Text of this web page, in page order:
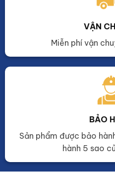
VẬN
Miễn phí vận
BẢO
Sản phẩm được bảo
hành 5 sao